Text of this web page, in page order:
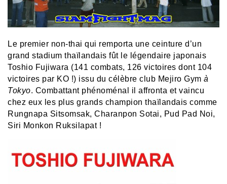
Le premier non-thai qui remporta une ceinture d’un
grand stadium thaïlandais fût le légendaire japonais
Toshio Fujiwara (141 combats, 126 victoires dont 104
victoires par KO !) issu du célèbre club Mejiro Gym à
Tokyo. Combattant phénoménal il affronta et vaincu
chez eux les plus grands champion thaïlandais comme
Rungnapa Sitsomsak, Charanpon Sotai, Pud Pad Noi,
Siri Monkon Ruksilapat !